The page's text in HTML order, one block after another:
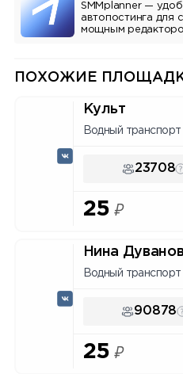
SMMplanner —
автопостинга для
мощным
ПОХОЖИЕ
Культ
Водный транспорт
23708
25 ₽
Нина
Водный транспорт
90878
25 ₽